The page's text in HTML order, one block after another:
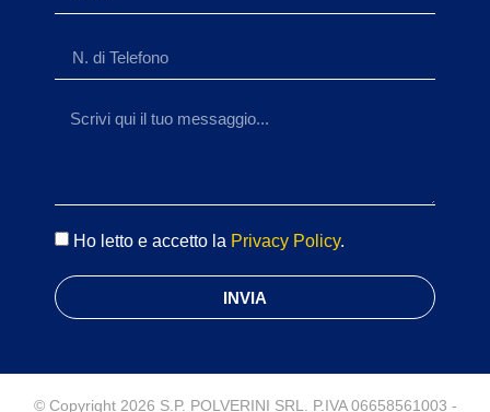
Ho letto e accetto la Privacy Policy.
INVIA
© Copyright 2026 S.P. POLVERINI SRL. P.IVA 06658561003 -